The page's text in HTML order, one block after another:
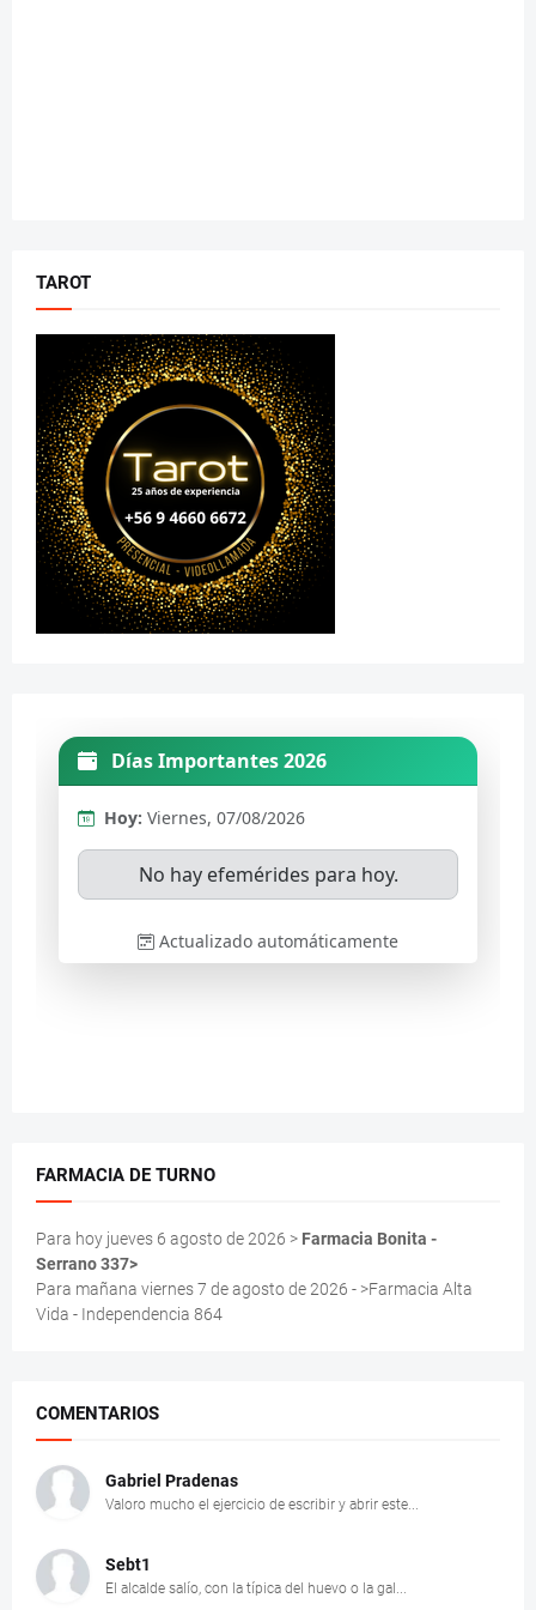
TAROT
FARMACIA DE TURNO
Para hoy jueves 6 agosto de 2026 > Farmacia Bonita -
Serrano 337>
Para mañana viernes 7 de agosto de 2026 - >Farmacia Alta
Vida - Independencia 864
COMENTARIOS
Gabriel Pradenas
Valoro mucho el ejercicio de escribir y abrir este...
Sebt1
El alcalde salío, con la típica del huevo o la gal...